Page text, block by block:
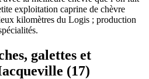
exploitation caprine de chèvre
kilomètres du Logis ; production
galettes et
(17)